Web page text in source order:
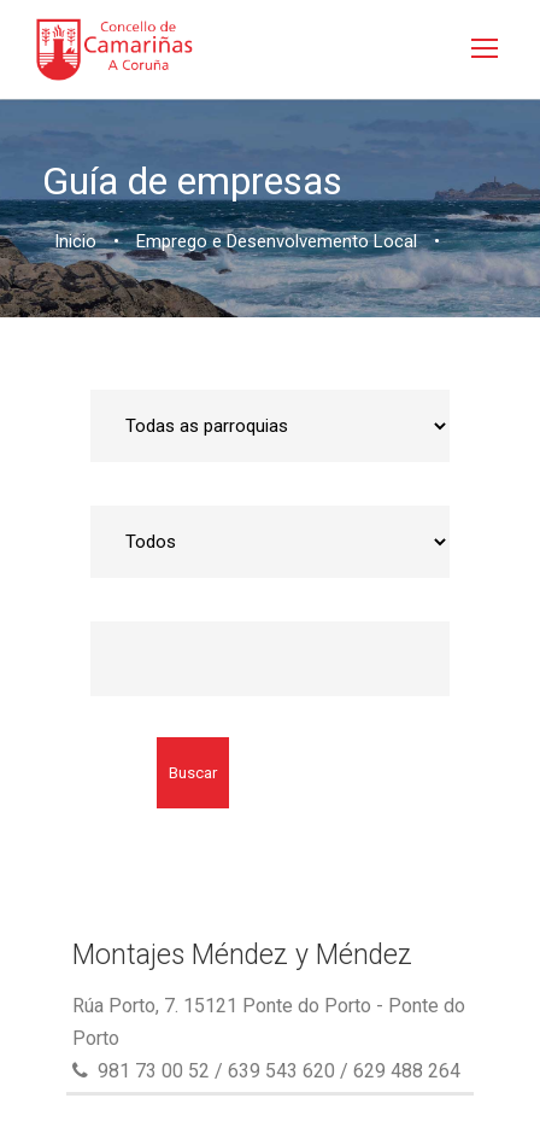
Guía de empresas
Inicio • Emprego e Desenvolvemento Local •
Buscar
Montajes Méndez y Méndez
Rúa Porto, 7. 15121 Ponte do Porto - Ponte do
Porto
981 73 00 52 / 639 543 620 / 629 488 264